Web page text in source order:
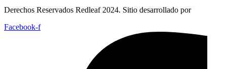
Derechos Reservados Redleaf 2024. Sitio desarrollado por
Facebook-f